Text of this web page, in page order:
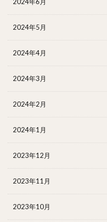
2024年5月
2024年4月
2024年3月
2024年2月
2024年1月
2023年12月
2023年11月
2023年10月